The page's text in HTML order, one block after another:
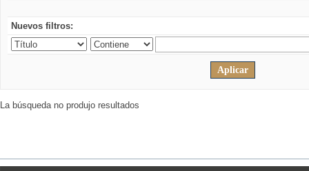
Nuevos filtros:
La búsqueda no produjo resultados